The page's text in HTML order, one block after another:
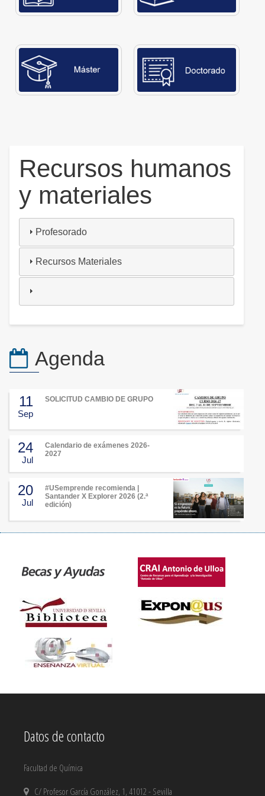
Recursos humanos
y materiales
Profesorado
Recursos Materiales
Agenda
11
Sep
SOLICITUD CAMBIO DE GRUPO
24
Jul
Calendario de exámenes 2026-
2027
20
Jul
#USemprende recomienda |
Santander X Explorer 2026 (2.ª
edición)
Datos de contacto
Facultad de Química
C/ Profesor García González, 1, 41012 - Sevilla